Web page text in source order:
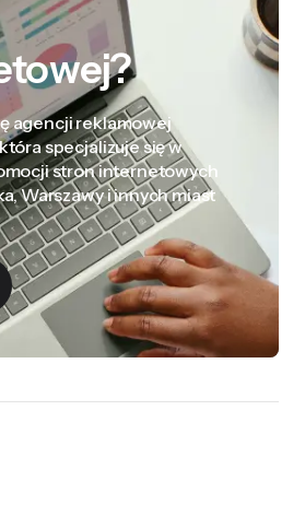
agencji reklamowej
specjalizuje się w
stron internetowych
Warszawy i innych miast